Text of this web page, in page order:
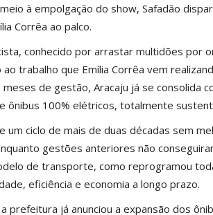
à empolgação do show, Safadão
Corrêa ao palco.
conhecido por arrastar multidões por
trabalho que Emília Corrêa vem
meses de gestão, Aracaju já se consolida
ônibus 100% elétricos, totalmente
um ciclo de mais de duas décadas sem
gestões anteriores não
de transporte, como reprogramou
eficiência e economia a longo prazo.
prefeitura já anunciou a expansão dos